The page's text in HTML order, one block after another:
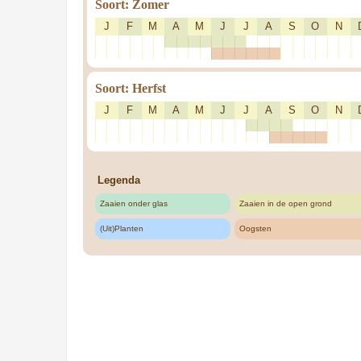
Soort: Zomer
J F M A M J J A S O N
Soort: Herfst
J F M A M J J A S O N
Legenda
Zaaien onder glas Zaaien in de open grond
(Uit)Planten Oogsten